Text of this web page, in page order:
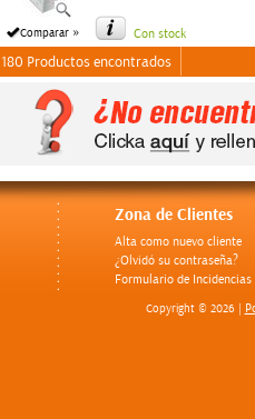
Comparar » Con stock
180 Productos encontrados
Zona de Clientes
Alta como nuevo cliente
¿Olvidó su contraseña?
Formulario de Incidencias
Copyright © 2026 |